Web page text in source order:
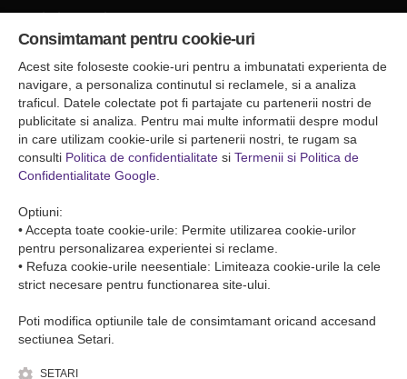
Sediul central
Falticeni ( Autogara Romfour )
str. Plutonier Ghiniţă nr.8, Fălticeni, judeţul Suceava
0040374557200
Condiții de Transport
Condițiile de transport colete
Condițiile de transport persone
Consimtamant pentru cookie-uri
Acest site foloseste cookie-uri pentru a imbunatati experienta de
navigare, a personaliza continutul si reclamele, si a analiza
traficul. Datele colectate pot fi partajate cu partenerii nostri de
publicitate si analiza. Pentru mai multe informatii despre modul
in care utilizam cookie-urile si partenerii nostri, te rugam sa
consulti Politica de confidentialitate si Termenii si Politica de
Confidentialitate Google
Optiuni:
• Accepta toate cookie-urile: Permite utilizarea cookie-urilor
pentru personalizarea experientei si reclame.
• Refuza cookie-urile neesentiale: Limiteaza cookie-urile la cele
strict necesare pentru functionarea site-ului.
Poti modifica optiunile tale de consimtamant oricand accesand
sectiunea Setari.
SETARI